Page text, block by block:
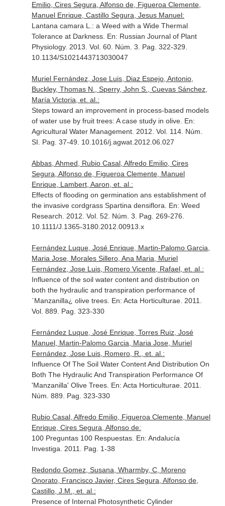
Emilio, Cires Segura, Alfonso de, Figueroa Clemente,
Manuel Enrique, Castillo Segura, Jesus Manuel:
Lantana camara L.: a Weed with a Wide Thermal
Tolerance at Darkness. En: Russian Journal of Plant
Physiology. 2013. Vol. 60. Núm. 3. Pag. 322-329.
10.1134/S1021443713030047
Muriel Fernández, Jose Luis, Diaz Espejo, Antonio,
Buckley, Thomas N., Sperry, John S., Cuevas Sánchez,
María Victoria, et. al.:
Steps toward an improvement in process-based models
of water use by fruit trees: A case study in olive. En:
Agricultural Water Management. 2012. Vol. 114. Núm.
SI. Pag. 37-49. 10.1016/j.agwat.2012.06.027
Abbas, Ahmed, Rubio Casal, Alfredo Emilio, Cires
Segura, Alfonso de, Figueroa Clemente, Manuel
Enrique, Lambert, Aaron, et. al.:
Effects of flooding on germination ans establishment of
the invasive cordgrass Spartina densiflora. En: Weed
Research . 2012. Vol. 52. Núm. 3. Pag. 269-276.
10.1111/J.1365-3180.2012.00913.x
Fernández Luque, José Enrique, Martin-Palomo Garcia,
Maria Jose, Morales Sillero, Ana Maria, Muriel
Fernández, Jose Luis, Romero Vicente, Rafael, et. al.:
Influence of the soil water content and distribution on
both the hydraulic and transpiration performance of
`Manzanilla¿ olive trees. En: Acta Horticulturae. 2011.
Vol. 889. Pag. 323-330
Fernández Luque, José Enrique, Torres Ruiz, José
Manuel, Martin-Palomo Garcia, Maria Jose, Muriel
Fernández, Jose Luis, Romero, R., et. al.:
Influence Of The Soil Water Content And Distribution On
Both The Hydraulic And Transpiration Performance Of
'Manzanilla' Olive Trees. En: Acta Horticulturae. 2011.
Núm. 889. Pag. 323-330
Rubio Casal, Alfredo Emilio, Figueroa Clemente, Manuel
Enrique, Cires Segura, Alfonso de:
100 Preguntas 100 Respuestas. En: Andalucía
Investiga . 2011. Pag. 1-38
Redondo Gomez, Susana, Wharmby, C, Moreno
Onorato, Francisco Javier, Cires Segura, Alfonso de,
Castillo, J.M., et. al.:
Presence of Internal Photosynthetic Cylinder